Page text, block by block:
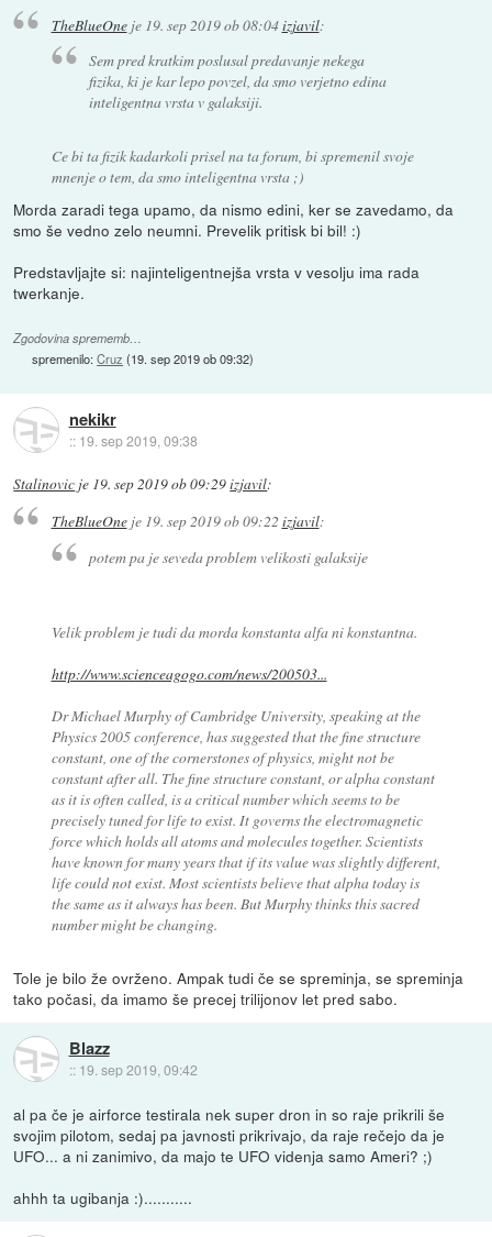
TheBlueOneje 19. sep 2019 ob 08:04izjavil:
Sem pred kratkim poslusal predavanje nekega
fizika, ki je kar lepo povzel, da smo verjetno edina
inteligentna vrsta v galaksiji.
Ce bi ta fizik kadarkoli prisel na ta forum, bi spremenil svoje
mnenje o tem, da smo inteligentna vrsta ;)
Morda zaradi tega upamo, da nismo edini, ker se zavedamo, da
smo še vedno zelo neumni. Prevelik pritisk bi bil! :)
Predstavljajte si: najinteligentnejša vrsta v vesolju ima rada
twerkanje.
Zgodovina sprememb…
spremenilo:Cruz (19. sep 2019 ob 09:32)
nekikr
:: 19. sep 2019, 09:38
Stalinovic je 19. sep 2019 ob 09:29izjavil:
TheBlueOneje 19. sep 2019 ob 09:22 izjavil:
potem pa je seveda problem velikosti galaksije
Velik problem je tudi da morda konstanta alfa ni konstantna.
http://www.scienceagogo.com/news/200503...
Dr Michael Murphy of Cambridge University, speaking at the
Physics 2005 conference, has suggested that the fine structure
constant, one of the cornerstones of physics, might not be
constant after all. The fine structure constant, or alpha constant
as it is often called, is a critical number which seems to be
precisely tuned for life to exist. It governs the electromagnetic
force which holds all atoms and molecules together. Scientists
have known for many years that if its value was slightly different,
life could not exist. Most scientists believe that alpha today is
the same as it always has been. But Murphy thinks this sacred
number might be changing.
Tole je bilo že ovrženo. Ampak tudi če se spreminja, se spreminja
tako počasi, da imamo še precej trilijonov let pred sabo.
Blazz
:: 19. sep 2019, 09:42
al pa če je airforce testirala nek super dron in so raje prikrili še
svojim pilotom, sedaj pa javnosti prikrivajo, da raje rečejo da je
UFO... a ni zanimivo, da majo te UFO videnja samo Ameri? ;)
ahhh ta ugibanja :)...........